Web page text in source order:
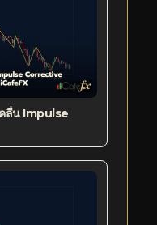
ลื่น Impulse